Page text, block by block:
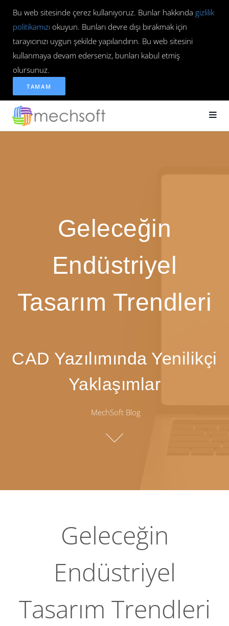
Bu web sitesinde çerez kullanıyoruz. Bunlar hakkında gizlilik
politikamızı okuyun. Bunları devre dışı bırakmak için
tarayıcınızı uygun şekilde yapılandırın. Bu web sitesini
kullanmaya devam ederseniz, bunları kabul etmiş
olursunuz.
TAMAM
Geleceğin
Endüstriyel
Tasarım Trendleri
CAD Yazılımında Yenilikçi
Yaklaşımlar
MechSoft Blog
Geleceğin
Endüstriyel
Tasarım Trendleri